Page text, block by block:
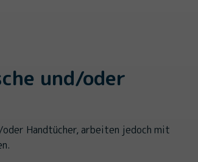
und/oder
Handtücher, arbeiten jedoch mit